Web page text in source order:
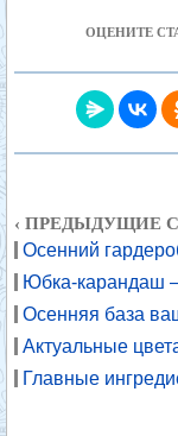
ОЦЕНИТЕ
‹ ПРЕДЫДУЩИЕ
Осенний
Юбка-карандаш
Осенняя база
Актуальные
Главные